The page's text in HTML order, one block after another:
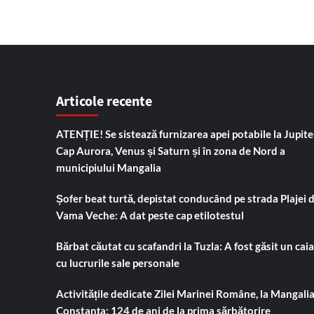
Articole recente
ATENȚIE! Se sistează furnizarea apei potabile la
Cap Aurora, Venus și Saturn și în zona de Nord a
municipiului Mangalia
Șofer beat turtă, depistat conducând pe strada Plajei
Vama Veche: A dat peste cap etilotestul
Bărbat căutat cu scafandri la Tuzla: A fost găsit un
cu lucrurile sale personale
Activitățile dedicate Zilei Marinei Române, la
Constanța: 124 de ani de la prima sărbătorire